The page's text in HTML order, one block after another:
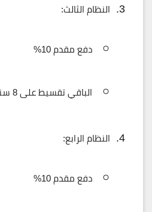
النظام الثالث:
دفع مقدم 10%
الباقي تقسيط على 8 سنوات بأقساط متساوية
النظام الرابع:
دفع مقدم 10%